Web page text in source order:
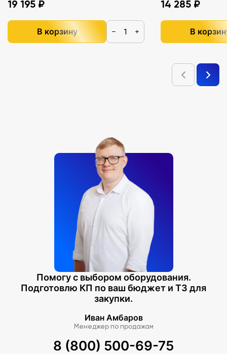
19 195 ₽
В корзину − +
14 285 ₽
В
Помогу с выбором оборудования.
Подготовлю КП по ваш бюджет и ТЗ для
закупки.
Иван Амбаров
Менеджер по продажам
8 (800) 500-69-75